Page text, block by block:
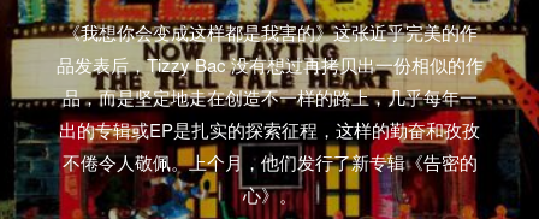
《我想你会变成这样都是我害的》这张近乎完美的作
品发表后，Tizzy Bac 没有想过再拷贝出一份相似的作
品，而是坚定地走在创造不一样的路上，几乎每年一
出的专辑或EP是扎实的探索征程，这样的勤奋和孜孜
不倦令人敬佩。上个月，他们发行了新专辑《告密的
心》。